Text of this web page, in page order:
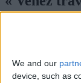
We and our
device, such as
sinon vous
direction
le ton en
16 mai 2026 La